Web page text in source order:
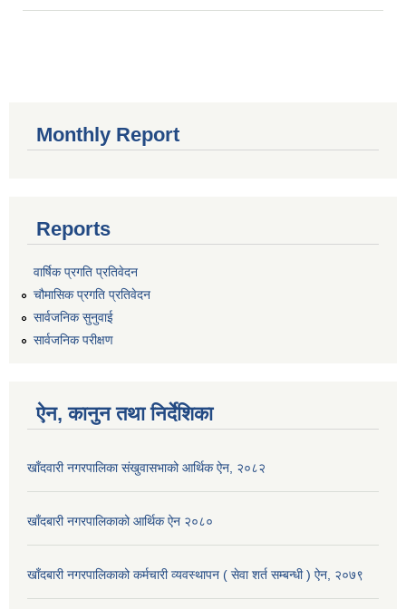
Monthly Report
Reports
वार्षिक प्रगति प्रतिवेदन
चौमासिक प्रगति प्रतिवेदन
सार्वजनिक सुनुवाई
सार्वजनिक परीक्षण
ऐन, कानुन तथा निर्देशिका
खाँदवारी नगरपालिका संखुवासभाको आर्थिक ऐन, २०८२
खाँदबारी नगरपालिकाको आर्थिक ऐन २०८०
खाँदबारी नगरपालिकाको कर्मचारी व्यवस्थापन ( सेवा शर्त सम्बन्धी ) ऐन, २०७९